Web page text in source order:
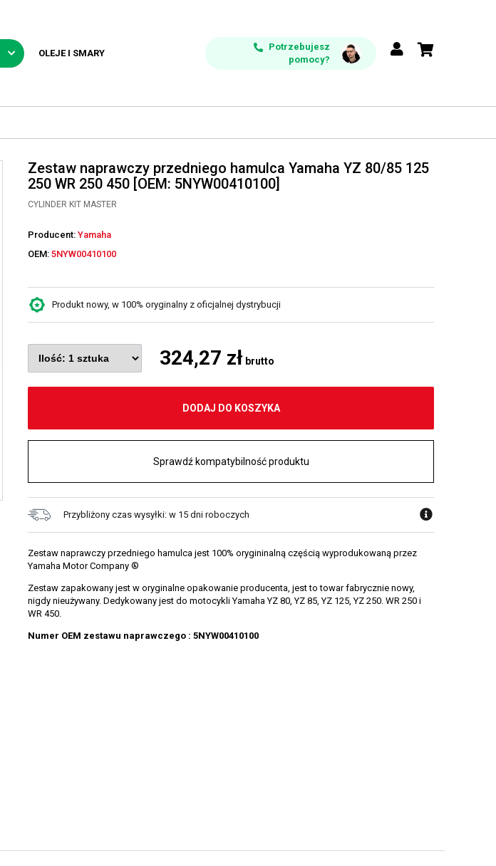
OLEJE I SMARY
Potrzebujesz
pomocy?
Zestaw naprawczy przedniego hamulca Yamaha YZ 80/85 125
250 WR 250 450 [OEM: 5NYW00410100]
CYLINDER KIT MASTER
Producent: Yamaha
OEM: 5NYW00410100
Produkt nowy, w 100% oryginalny z oficjalnej dystrybucji
324,27 zł brutto
DODAJ DO KOSZYKA
Sprawdź kompatybilność produktu
Przybliżony czas wysyłki: w 15 dni roboczych
Zestaw naprawczy przedniego hamulca jest 100% orygininalną częścią wyprodukowaną przez
Yamaha Motor Company ®
Zestaw zapakowany jest w oryginalne opakowanie producenta, jest to towar fabrycznie nowy,
nigdy nieużywany. Dedykowany jest do motocykli Yamaha YZ 80, YZ 85, YZ 125, YZ 250. WR 250 i
WR 450.
Numer OEM zestawu naprawczego : 5NYW00410100